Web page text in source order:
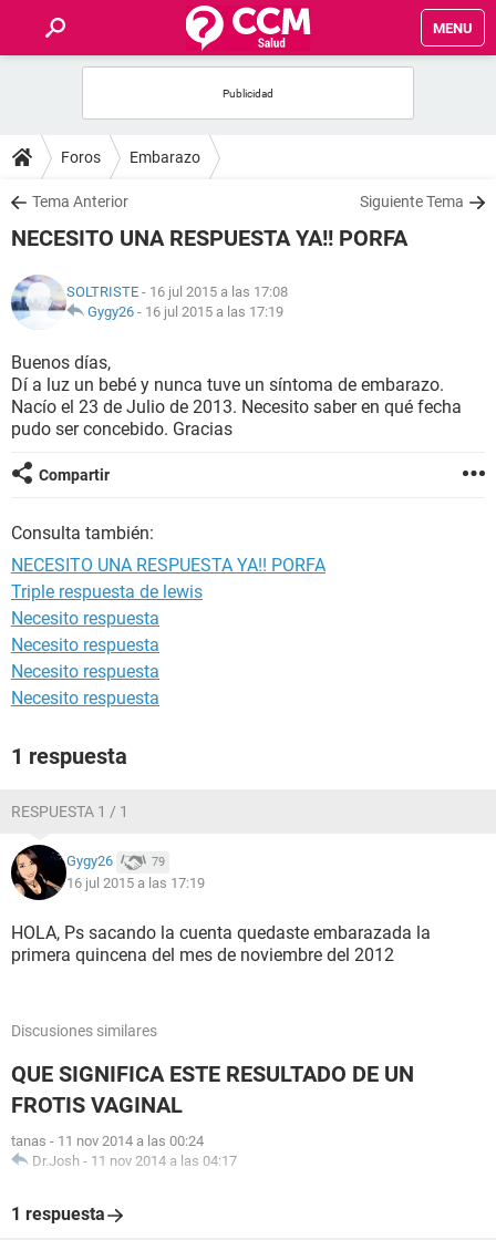
MENU
FOROS
SALUD
NUTRICIÓN
BIENESTAR
SEXUALIDAD
GLOSARIO
Foros Embarazo
Tema Anterior Siguiente Tema
NECESITO UNA RESPUESTA YA!! PORFA
SOLTRISTE - 16 jul 2015 a las 17:08
Gygy26 - 16 jul 2015 a las 17:19
Buenos días,
Dí a luz un bebé y nunca tuve un síntoma de embarazo.
Nacío el 23 de Julio de 2013. Necesito saber en qué fecha
pudo ser concebido. Gracias
Compartir
Consulta también:
NECESITO UNA RESPUESTA YA!! PORFA
Triple respuesta de lewis
Necesito respuesta
Necesito respuesta
Necesito respuesta
Necesito respuesta
1 respuesta
RESPUESTA 1 / 1
Gygy26 79
16 jul 2015 a las 17:19
HOLA, Ps sacando la cuenta quedaste embarazada la
primera quincena del mes de noviembre del 2012
Discusiones similares
QUE SIGNIFICA ESTE RESULTADO DE UN
FROTIS VAGINAL
tanas - 11 nov 2014 a las 00:24
Dr.Josh - 11 nov 2014 a las 04:17
1 respuesta